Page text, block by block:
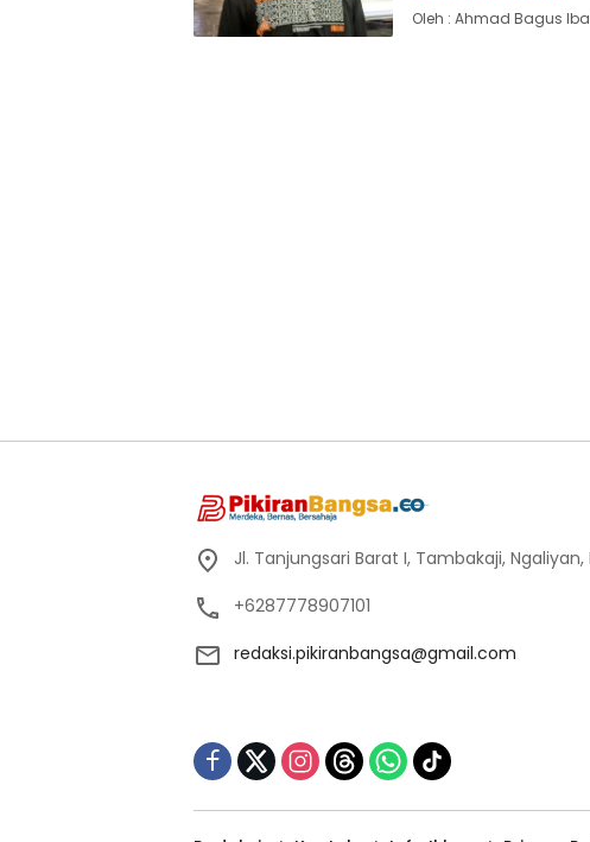
Oleh : Ahmad Bagus
Jl. Tanjungsari Barat I, Tambakaji,
+6287778907101
redaksi.pikiranbangsa@gmail.com